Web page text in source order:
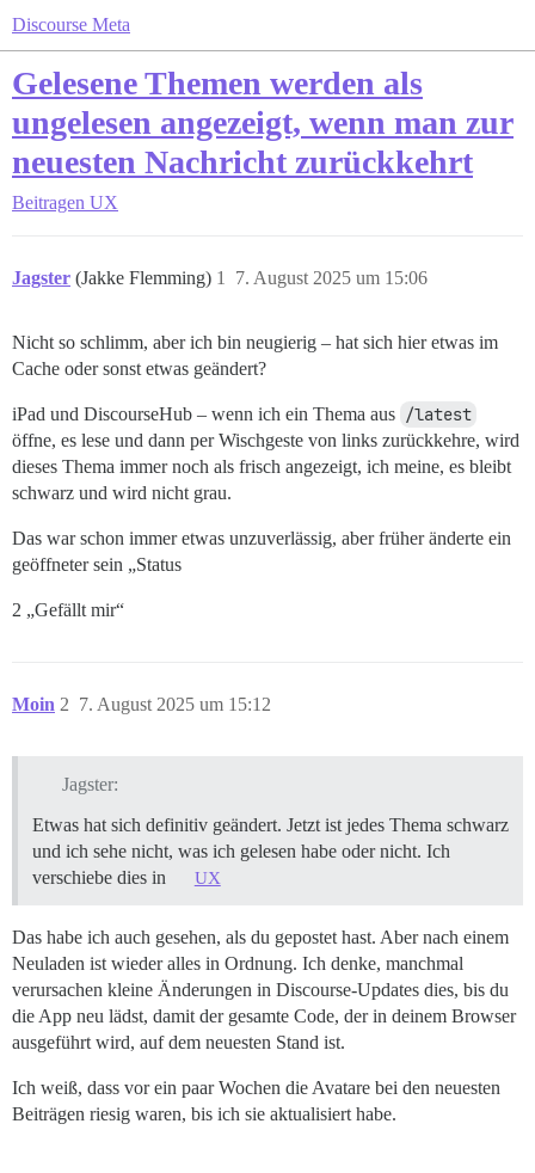
Discourse Meta
Gelesene Themen werden als
ungelesen angezeigt, wenn man zur
neuesten Nachricht zurückkehrt
Beitragen UX
Jagster (Jakke Flemming) 7. August 2025 um 15:06
1
Nicht so schlimm, aber ich bin neugierig – hat sich hier etwas im
Cache oder sonst etwas geändert?
iPad und DiscourseHub – wenn ich ein Thema aus /latest
öffne, es lese und dann per Wischgeste von links zurückkehre, wird
dieses Thema immer noch als frisch angezeigt, ich meine, es bleibt
schwarz und wird nicht grau.
Das war schon immer etwas unzuverlässig, aber früher änderte ein
geöffneter sein „Status
2 „Gefällt mir“
Moin 7. August 2025 um 15:12
2
Jagster:
Etwas hat sich definitiv geändert. Jetzt ist jedes Thema schwarz
und ich sehe nicht, was ich gelesen habe oder nicht. Ich
verschiebe dies in
UX
Das habe ich auch gesehen, als du gepostet hast. Aber nach einem
Neuladen ist wieder alles in Ordnung. Ich denke, manchmal
verursachen kleine Änderungen in Discourse-Updates dies, bis du
die App neu lädst, damit der gesamte Code, der in deinem Browser
ausgeführt wird, auf dem neuesten Stand ist.
Ich weiß, dass vor ein paar Wochen die Avatare bei den neuesten
Beiträgen riesig waren, bis ich sie aktualisiert habe.